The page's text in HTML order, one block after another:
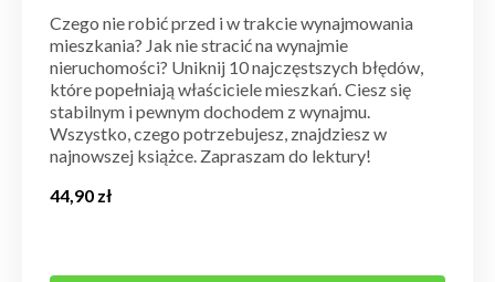
Czego nie robić przed i w trakcie wynajmowania
mieszkania? Jak nie stracić na wynajmie
nieruchomości? Uniknij 10 najczęstszych błędów,
które popełniają właściciele mieszkań. Ciesz się
stabilnym i pewnym dochodem z wynajmu.
Wszystko, czego potrzebujesz, znajdziesz w
najnowszej książce. Zapraszam do lektury!
44,90 zł